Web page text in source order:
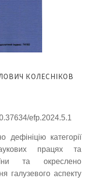
КОЛЕСНІКОВ
efp.2024.5.1
дефініцію категорії
працях та
та окреслено
галузевого аспекту